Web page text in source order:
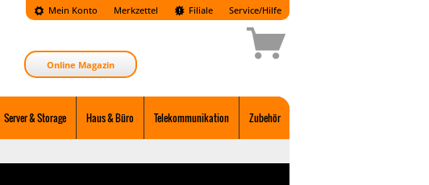
Mein Konto Merkzettel Filiale Service/Hilfe
Online Magazin
Server & Storage Haus & Büro Telekommunikation Zubehör